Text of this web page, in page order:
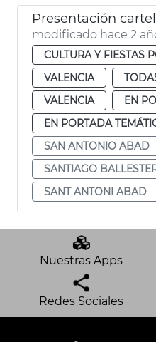
Presentación
modificado hace 2
CULTURA Y FIESTAS
VALENCIA
VALENCIA
EN
EN PORTADA
SAN ANTONIO ABAD
SANTIAGO
SANT ANTONI ABAD
Nuestras Apps
Redes Sociales